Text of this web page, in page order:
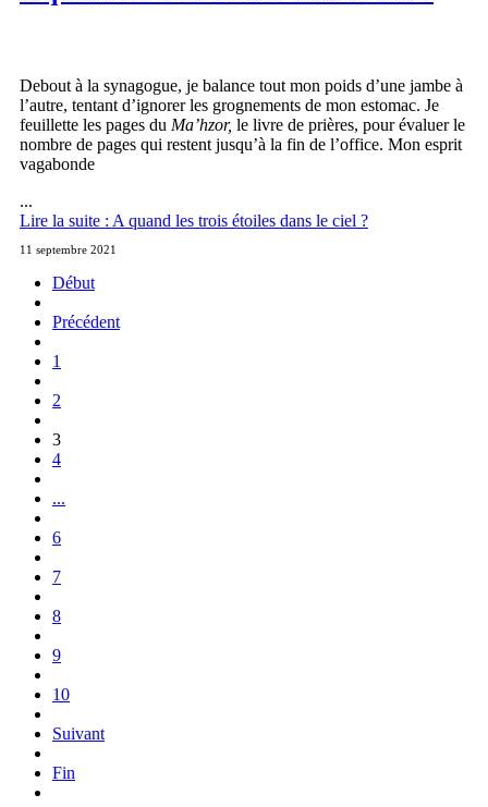
Debout à la synagogue, je balance tout mon poids d’une jambe à
l’autre, tentant d’ignorer les grognements de mon estomac. Je
feuillette les pages du Ma’hzor, le livre de prières, pour évaluer le
nombre de pages qui restent jusqu’à la fin de l’office. Mon esprit
vagabonde
...
Lire la suite : A quand les trois étoiles dans le ciel ?
11 septembre 2021
Début
Précédent
1
2
3
4
...
6
7
8
9
10
Suivant
Fin